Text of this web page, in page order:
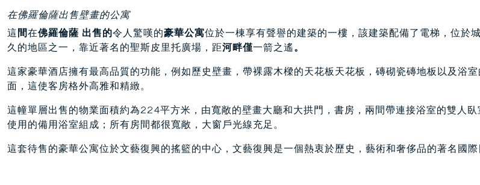
在佛羅倫薩出售壁畫的公寓
這間在佛羅倫薩 出售的令人驚嘆的豪華公寓位於一棟享有聲譽的建築的一樓，該建築配備了電梯，位於
久的地區之一，靠近著名的聖斯皮里托廣場，距河畔僅一箭之遙。
這家豪華酒店擁有最高品質的功能，例如歷史壁畫，帶裸露木樑的天花板天花板，磚砌瓷磚地板以及浴
面，這使客房格外高雅和精緻。
這幢單層出售的物業面積約為224平方米，由寬敞的壁畫大廳和大拱門，書房，兩間帶連接浴室的雙人臥
使用的備用浴室組成；所有房間都很寬敞，大窗戶光線充足。
這套待售的豪華公寓位於文藝復興的搖籃的中心，文藝復興是一個熱衷於歷史，藝術和奢侈品的著名國際